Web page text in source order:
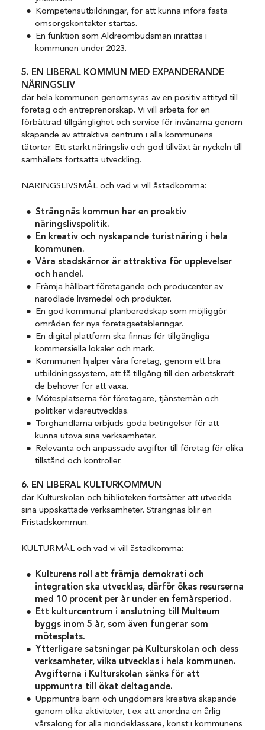
Kompetensutbildningar, för att kunna införa fasta
omsorgskontakter startas.
En funktion som Äldreombudsman inrättas i
kommunen under 2023.
5. EN LIBERAL KOMMUN MED EXPANDERANDE
NÄRINGSLIV
där hela kommunen genomsyras av en positiv attityd till
företag och entreprenörskap. Vi vill arbeta för en
förbättrad tillgänglighet och service för invånarna genom
skapande av attraktiva centrum i alla kommunens
tätorter. Ett starkt näringsliv och god tillväxt är nyckeln till
samhällets fortsatta utveckling.
NÄRINGSLIVSMÅL och vad vi vill åstadkomma:
Strängnäs kommun har en proaktiv
näringslivspolitik.
En kreativ och nyskapande turistnäring i hela
kommunen.
Våra stadskärnor är attraktiva för upplevelser
och handel.
Främja hållbart företagande och producenter av
närodlade livsmedel och produkter.
En god kommunal planberedskap som möjliggör
områden för nya företagsetableringar.
En digital plattform ska finnas för tillgängliga
kommersiella lokaler och mark.
Kommunen hjälper våra företag, genom ett bra
utbildningssystem, att få tillgång till den arbetskraft
de behöver för att växa.
Mötesplatserna för företagare, tjänstemän och
politiker vidareutvecklas.
Torghandlarna erbjuds goda betingelser för att
kunna utöva sina verksamheter.
Relevanta och anpassade avgifter till företag för olika
tillstånd och kontroller.
6. EN LIBERAL KULTURKOMMUN
där Kulturskolan och biblioteken fortsätter att utveckla
sina uppskattade verksamheter. Strängnäs blir en
Fristadskommun.
KULTURMÅL och vad vi vill åstadkomma:
Kulturens roll att främja demokrati och
integration ska utvecklas, därför ökas resurserna
med 10 procent per år under en femårsperiod.
Ett kulturcentrum i anslutning till Multeum
byggs inom 5 år, som även fungerar som
mötesplats.
Ytterligare satsningar på Kulturskolan och dess
verksamheter, vilka utvecklas i hela kommunen.
Avgifterna i Kulturskolan sänks för att
uppmuntra till ökat deltagande.
Uppmuntra barn och ungdomars kreativa skapande
genom olika aktiviteter, t ex att anordna en årlig
vårsalong för alla niondeklassare, konst i kommunens